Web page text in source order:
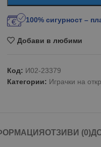
100% сигурност –
Добави в любими
Код: И02-23379
Категории: Играчки на
ОТЗИВИ (0)